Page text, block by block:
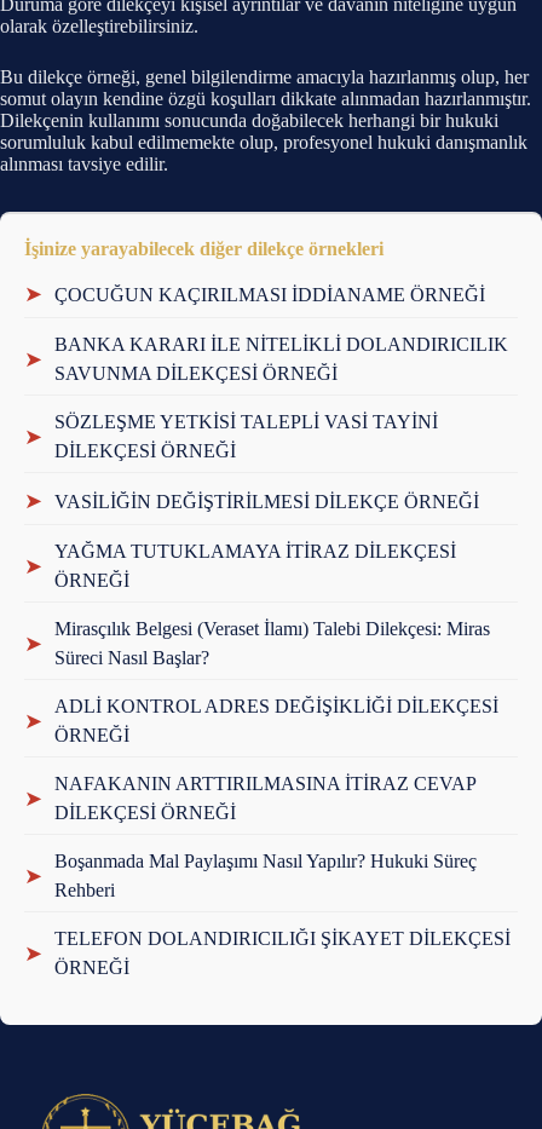
Duruma göre dilekçeyi kişisel ayrıntılar ve davanın niteliğine uygun
olarak özelleştirebilirsiniz.
Bu dilekçe örneği, genel bilgilendirme amacıyla hazırlanmış olup, her
somut olayın kendine özgü koşulları dikkate alınmadan hazırlanmıştır.
Dilekçenin kullanımı sonucunda doğabilecek herhangi bir hukuki
sorumluluk kabul edilmemekte olup, profesyonel hukuki danışmanlık
alınması tavsiye edilir.
İşinize yarayabilecek diğer dilekçe örnekleri
➤ ÇOCUĞUN KAÇIRILMASI İDDİANAME ÖRNEĞİ
➤
BANKA KARARI İLE NİTELİKLİ DOLANDIRICILIK
SAVUNMA DİLEKÇESİ ÖRNEĞİ
➤
SÖZLEŞME YETKİSİ TALEPLİ VASİ TAYİNİ
DİLEKÇESİ ÖRNEĞİ
➤ VASİLİĞİN DEĞİŞTİRİLMESİ DİLEKÇE ÖRNEĞİ
➤
YAĞMA TUTUKLAMAYA İTİRAZ DİLEKÇESİ
ÖRNEĞİ
➤
Mirasçılık Belgesi (Veraset İlamı) Talebi Dilekçesi: Miras
Süreci Nasıl Başlar?
➤
ADLİ KONTROL ADRES DEĞİŞİKLİĞİ DİLEKÇESİ
ÖRNEĞİ
➤
NAFAKANIN ARTTIRILMASINA İTİRAZ CEVAP
DİLEKÇESİ ÖRNEĞİ
➤
Boşanmada Mal Paylaşımı Nasıl Yapılır? Hukuki Süreç
Rehberi
➤
TELEFON DOLANDIRICILIĞI ŞİKAYET DİLEKÇESİ
ÖRNEĞİ